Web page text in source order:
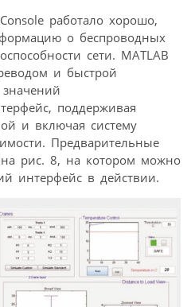
работало хорошо,
о беспроводных
сети. MATLAB
и быстрой
поддерживая
и включая систему
Предварительные
рис. 8, на котором можно
интерфейс в действии.